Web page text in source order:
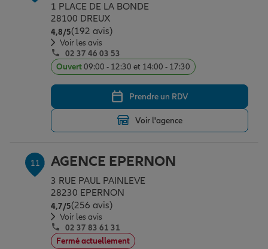
1 PLACE DE LA BONDE
28100 DREUX
4,8/5Note de 4.8 sur 5
(192 avis)
Voir les avis
02 37 46 03 53
Ouvert09:00 - 12:30 et 14:00 - 17:30
Prendre un RDV
Voir l'agence
11 AGENCE EPERNON
3 RUE PAUL PAINLEVE
28230 EPERNON
4,7/5Note de 4.7 sur 5
(256 avis)
Voir les avis
02 37 83 61 31
Fermé actuellement